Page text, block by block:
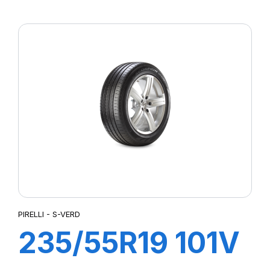
PIRELLI - S-VERD
235/55R19 101V